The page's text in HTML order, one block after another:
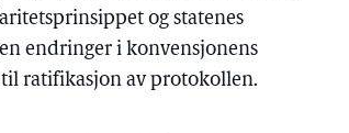
og statenes
endringer i konvensjonens
ratifikasjon av protokollen.